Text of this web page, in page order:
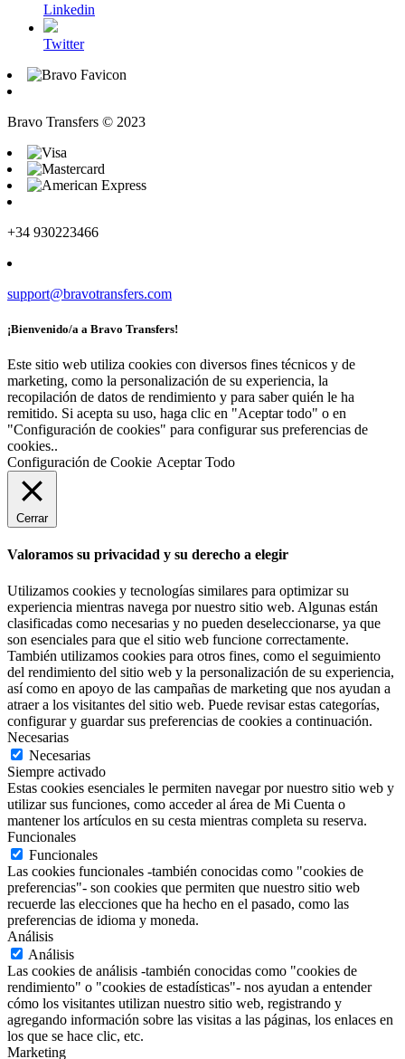
Linkedin
Twitter
Bravo Transfers © 2023
+34 930223466
support@bravotransfers.com
¡Bienvenido/a a Bravo Transfers!
Este sitio web utiliza cookies con diversos fines técnicos y de
marketing, como la personalización de su experiencia, la
recopilación de datos de rendimiento y para saber quién le ha
remitido. Si acepta su uso, haga clic en "Aceptar todo" o en
"Configuración de cookies" para configurar sus preferencias de
cookies..
Configuración de Cookie Aceptar Todo
Cerrar
Valoramos su privacidad y su derecho a elegir
Utilizamos cookies y tecnologías similares para optimizar su
experiencia mientras navega por nuestro sitio web. Algunas están
clasificadas como necesarias y no pueden deseleccionarse, ya que
son esenciales para que el sitio web funcione correctamente.
También utilizamos cookies para otros fines, como el seguimiento
del rendimiento del sitio web y la personalización de su experiencia,
así como en apoyo de las campañas de marketing que nos ayudan a
atraer a los visitantes del sitio web. Puede revisar estas categorías,
configurar y guardar sus preferencias de cookies a continuación.
Necesarias
Necesarias
Siempre activado
Estas cookies esenciales le permiten navegar por nuestro sitio web y
utilizar sus funciones, como acceder al área de Mi Cuenta o
mantener los artículos en su cesta mientras completa su reserva.
Funcionales
Funcionales
Las cookies funcionales -también conocidas como "cookies de
preferencias"- son cookies que permiten que nuestro sitio web
recuerde las elecciones que ha hecho en el pasado, como las
preferencias de idioma y moneda.
Análisis
Análisis
Las cookies de análisis -también conocidas como "cookies de
rendimiento" o "cookies de estadísticas"- nos ayudan a entender
cómo los visitantes utilizan nuestro sitio web, registrando y
agregando información sobre las visitas a las páginas, los enlaces en
los que se hace clic, etc.
Marketing